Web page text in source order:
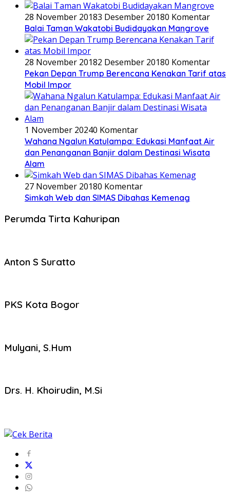
28 November 20183 Desember 20180 Komentar
Balai Taman Wakatobi Budidayakan Mangrove
28 November 20182 Desember 20180 Komentar
Pekan Depan Trump Berencana Kenakan Tarif atas
Mobil Impor
1 November 20240 Komentar
Wahana Ngalun Katulampa: Edukasi Manfaat Air
dan Penanganan Banjir dalam Destinasi Wisata
Alam
27 November 20180 Komentar
Simkah Web dan SIMAS Dibahas Kemenag
Perumda Tirta Kahuripan
Anton S Suratto
PKS Kota Bogor
Mulyani, S.Hum
Drs. H. Khoirudin, M.Si